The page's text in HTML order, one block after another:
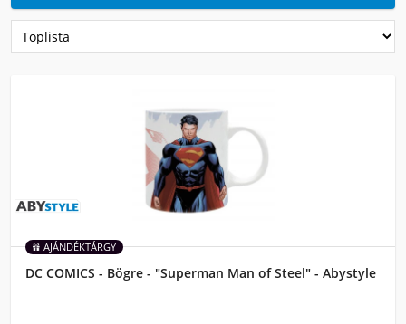
AJÁNDÉKTÁRGY
DC COMICS - Bögre - "Superman Man of Steel" - Abystyle